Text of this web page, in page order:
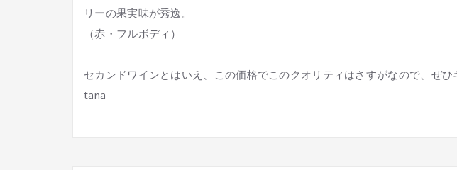
リーの果実味が秀逸。
（赤・フルボディ）
セカンドワインとはいえ、この価格でこのクオリティはさすがなので、ぜひ
tana